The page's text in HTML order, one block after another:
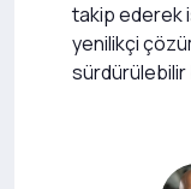
takip ederek
yenilikçi
sürdürülebilir